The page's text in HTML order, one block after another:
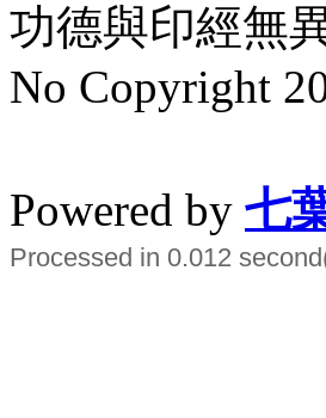
功德與印經無異
No Copyright
Powered by 七
Processed in 0.012